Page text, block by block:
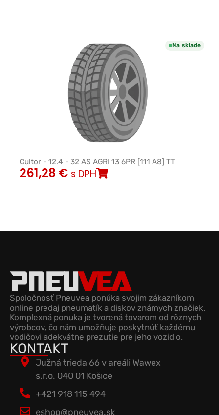
Na sklade
Cultor - 12.4 - 32 AS AGRI 13 6PR [111 A8] TT
261,28 € s DPH
Spoločnosť Pneuvea ponúka svojim zákazníkom
online predaj pneumatík a diskov známych značiek.
Komplexná ponuka je tvorená tovarom od rôznych
výrobcov, čo nám umožňuje poskytnúť každému
vodičovi adekvátne prezutie pre jeho vozidlo.
KONTAKT
Južná trieda 66 v areáli Wawex
s.r.o. 040 01 Košice
+421 918 115 494
eshop@pneuvea.sk